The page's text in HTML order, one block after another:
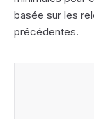
basée sur les
précédentes.